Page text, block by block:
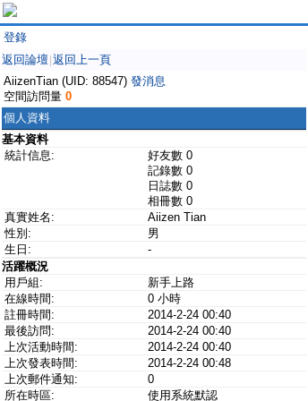
登錄
返回論壇 返回上一頁
AiizenTian (UID: 88547) 發消息
空間訪問量 0
個人資料
基本資料
統計信息:
好友數 0
記錄數 0
日誌數 0
相冊數 0
真實姓名:
Aiizen Tian
性別:
男
生日:
-
活躍概況
用戶組:
新手上路
在線時間:
0 小時
註冊時間:
2014-2-24 00:40
最後訪問:
2014-2-24 00:40
上次活動時間:
2014-2-24 00:40
上次發表時間:
2014-2-24 00:48
上次郵件通知:
0
所在時區:
使用系統默認